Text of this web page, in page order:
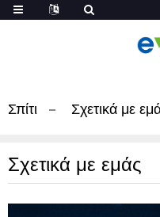
Σπίτι Σχετικά με
Σχετικά με εμάς